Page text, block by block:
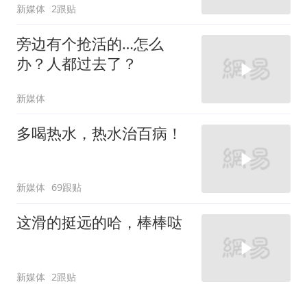
新媒体 2跟贴
旁边有个抢活的…怎么
办？人都过去了？
新媒体
多喝热水，热水治百病！
新媒体 69跟贴
这滑的挺远的哈，棒棒哒
新媒体 2跟贴